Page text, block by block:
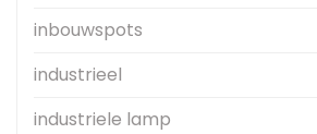
inbouwspots
industrieel
industriele lamp